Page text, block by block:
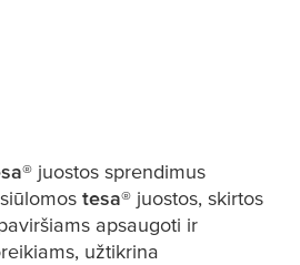
® juostos sprendimus
tesa® juostos, skirtos
apsaugoti ir
užtikrina